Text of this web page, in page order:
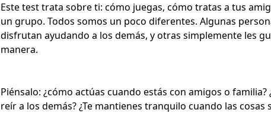
Este test trata sobre ti: cómo juegas, cómo tratas a tus
un grupo. Todos somos un poco diferentes. Algunas
disfrutan ayudando a los demás, y otras simplemente les
manera.
Piénsalo: ¿cómo actúas cuando estás con amigos o familia?
reír a los demás? ¿Te mantienes tranquilo cuando las cosas